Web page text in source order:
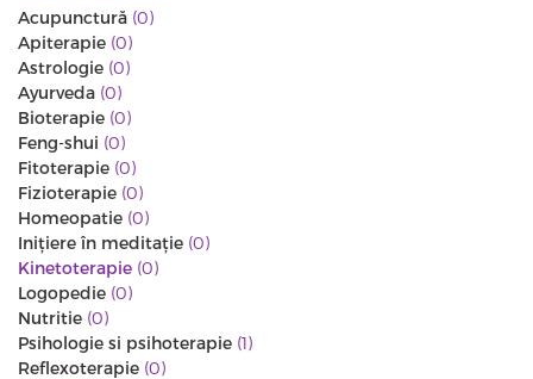
Acupunctură (0)
Apiterapie (0)
Astrologie (0)
Ayurveda (0)
Bioterapie (0)
Feng-shui (0)
Fitoterapie (0)
Fizioterapie (0)
Homeopatie (0)
Iniţiere în meditaţie (0)
Kinetoterapie (0)
Logopedie (0)
Nutritie (0)
Psihologie si psihoterapie (1)
Reflexoterapie (0)